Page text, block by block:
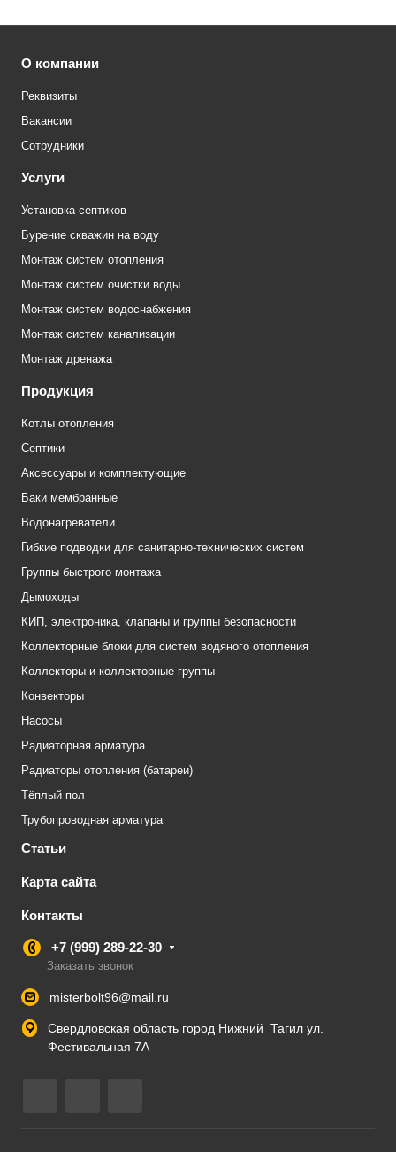
О компании
Реквизиты
Вакансии
Сотрудники
Услуги
Установка септиков
Бурение скважин на воду
Монтаж систем отопления
Монтаж систем очистки воды
Монтаж систем водоснабжения
Монтаж систем канализации
Монтаж дренажа
Продукция
Котлы отопления
Септики
Аксессуары и комплектующие
Баки мембранные
Водонагреватели
Гибкие подводки для санитарно-технических систем
Группы быстрого монтажа
Дымоходы
КИП, электроника, клапаны и группы безопасности
Коллекторные блоки для систем водяного отопления
Коллекторы и коллекторные группы
Конвекторы
Насосы
Радиаторная арматура
Радиаторы отопления (батареи)
Тёплый пол
Трубопроводная арматура
Статьи
Карта сайта
Контакты
+7 (999) 289-22-30
Заказать звонок
misterbolt96@mail.ru
Свердловская область город Нижний Тагил ул.
Фестивальная 7А